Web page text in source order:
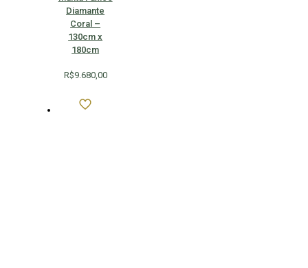
Diamante
Coral –
130cm x
180cm
R$9.680,00